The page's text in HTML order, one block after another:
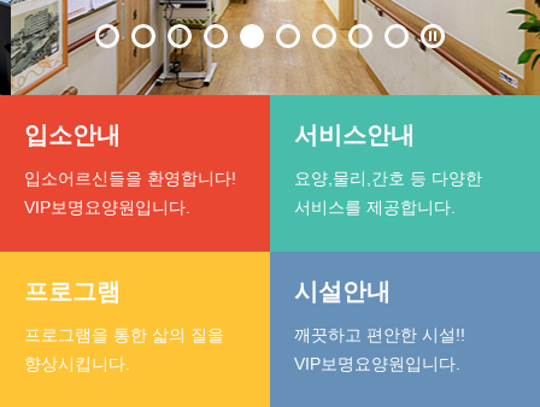
입소안내
입소어르신들을 환영합니다!
VIP보명요양원입니다.
서비스안내
요양,물리,간호 등 다양한
서비스를 제공합니다.
프로그램
프로그램을 통한 삷의 질을
향상시킵니다.
시설안내
깨끗하고 편안한 시설!!
VIP보명요양원입니다.